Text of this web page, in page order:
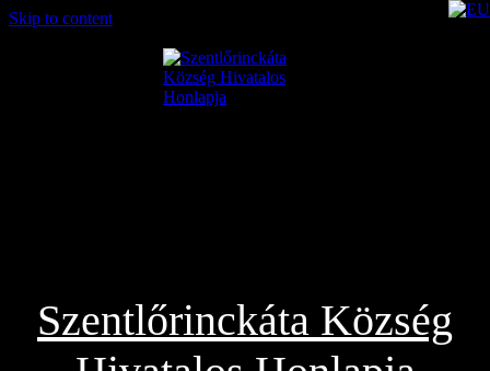
Skip to content
Szentlőrinckáta Község